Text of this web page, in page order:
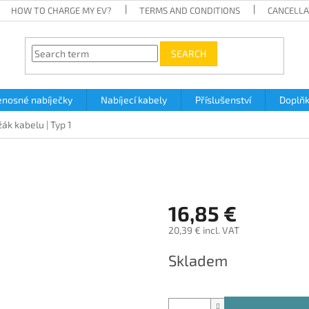
HOW TO CHARGE MY EV? TERMS AND CONDITIONS
SEARCH
nabíječky Nabíjecí kabely Příslušenství
kabelu | Typ 1
16,85 €
20,39 € incl. VAT
price:
Skladem